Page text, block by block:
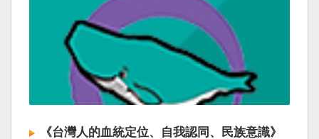
《台灣人的血統定位、自我認同、民族意識》